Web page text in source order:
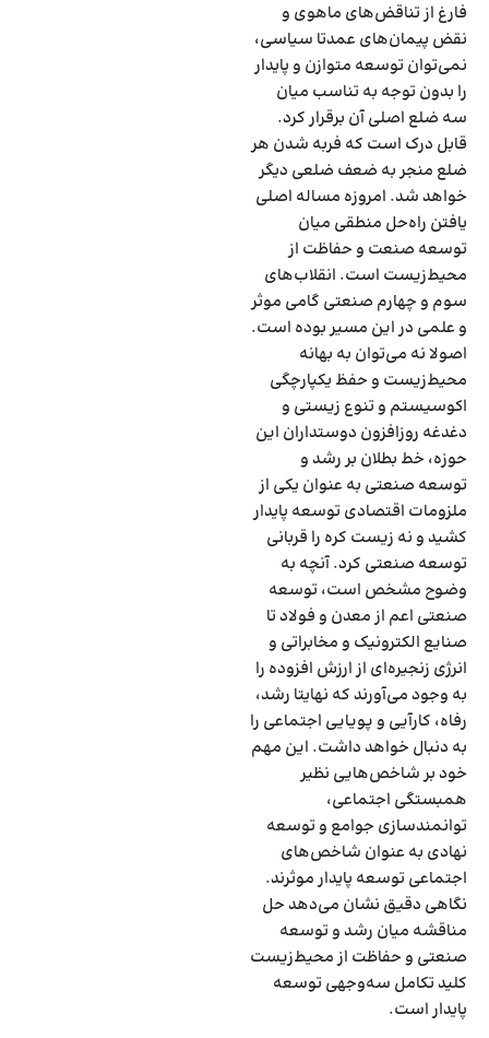
فارغ از تناقض‌‌‌های ماهوی و
نقض پیمان‌‌‌های عمدتا سیاسی،
نمی‌توان توسعه متوازن و پایدار
را بدون توجه به تناسب میان
سه ضلع اصلی آن برقرار کرد.
قابل درک است که فربه شدن هر
ضلع منجر به ضعف ضلعی دیگر
خواهد شد. امروزه مساله اصلی
یافتن راه‌‌‌حل منطقی میان
توسعه صنعت و حفاظت از
محیط‌زیست است. انقلاب‌‌‌های
سوم و چهارم صنعتی گامی موثر
و علمی در این مسیر بوده است.
اصولا نه می‌توان به بهانه
محیط‌زیست و حفظ یکپارچگی
اکوسیستم و تنوع زیستی و
دغدغه روزافزون دوستداران این
حوزه، خط بطلان بر رشد و
توسعه صنعتی به عنوان یکی از
ملزومات اقتصادی توسعه پایدار
کشید و نه زیست کره را قربانی
توسعه صنعتی کرد. آنچه به
وضوح مشخص است، توسعه
صنعتی اعم از معدن و فولاد تا
صنایع الکترونیک و مخابراتی و
انرژی زنجیره‌‌‌ای از ارزش افزوده را
به وجود می‌‌‌آورند که نهایتا رشد،
رفاه، کارآیی و پویایی اجتماعی را
به دنبال خواهد داشت. این مهم
خود بر شاخص‌‌‌هایی نظیر
همبستگی اجتماعی،
توانمندسازی جوامع و توسعه
نهادی به عنوان شاخص‌‌‌های
اجتماعی توسعه پایدار موثرند.
نگاهی دقیق نشان می‌دهد حل
مناقشه میان رشد و توسعه
صنعتی و حفاظت از محیط‌زیست
کلید تکامل سه‌وجهی توسعه
پایدار است.